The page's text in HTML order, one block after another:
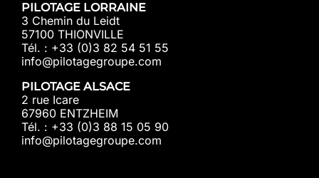
PILOTAGE LORRAINE
3 Chemin du Leidt
57100 THIONVILLE
Tél. : +33 (0)3 82 54 51 55
info@pilotagegroupe.com
PILOTAGE ALSACE
2 rue Icare
67960 ENTZHEIM
Tél. : +33 (0)3 88 15 05 90
info@pilotagegroupe.com